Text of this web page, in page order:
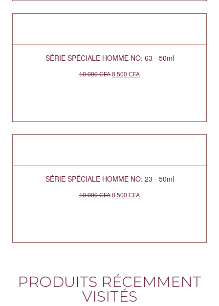
SÉRIE SPÉCIALE HOMME NO: 63 - 50ml
10.000CFA 8.500 CFA
SÉRIE SPÉCIALE HOMME NO: 23 - 50ml
10.000CFA 8.500 CFA
PRODUITS RÉCEMMENT
VISITÉS